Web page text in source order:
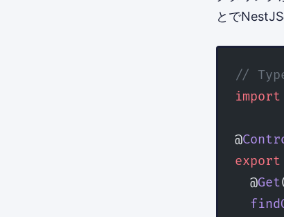
とで
//
import
@
export
  @
Get